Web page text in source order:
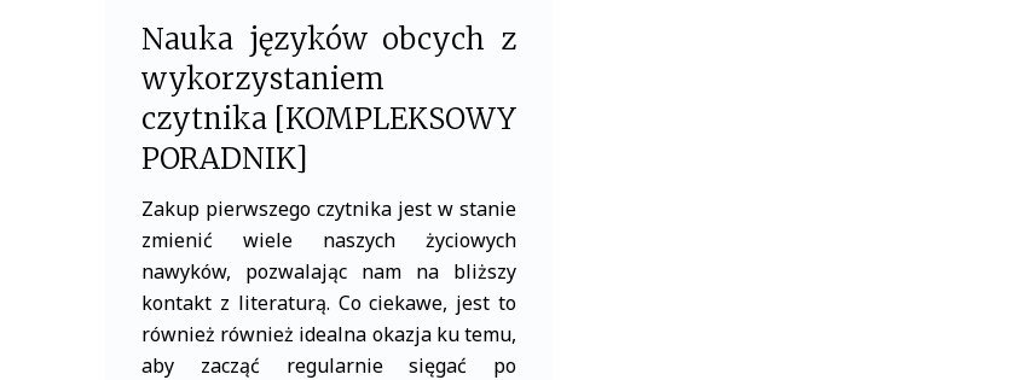
Nauka języków obcych z
wykorzystaniem
czytnika [KOMPLEKSOWY
PORADNIK]
Zakup pierwszego czytnika jest w stanie
zmienić wiele naszych życiowych
nawyków, pozwalając nam na bliższy
kontakt z literaturą. Co ciekawe, jest to
również również idealna okazja ku temu,
aby zacząć regularnie sięgać po